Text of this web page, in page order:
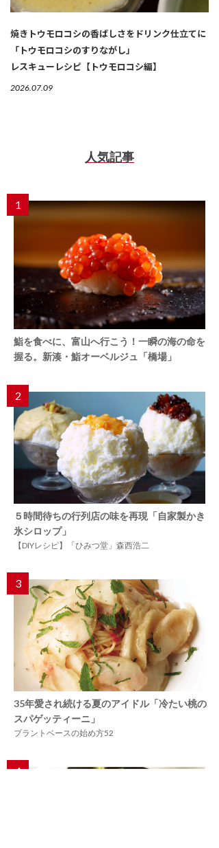
焼きトウモロコシの香ばしさをドリンク仕立てに
「トウモロコシのすりながし」
レスキューレシピ【トウモロコシ編】
2026.07.09
人気記事
1
鮨を食べに、富山へ行こう！一瞬の海の命を
握る。新湊・鮨オーベルジュ「橋場」
2
５時間待ちの行列店の味を再現「自家製かき
氷シロップ」
【DIYレシピ】「ひみつ堂」森西浩二
3
35年愛され続ける夏のアイドル「冷たい桃の
スパゲッティーニ」
プラントベースの始め方52
4